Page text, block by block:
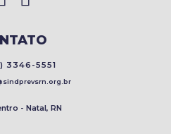
3346-5551
- Natal, RN